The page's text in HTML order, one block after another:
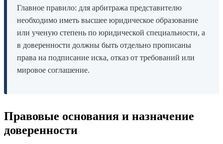
Главное правило: для арбитража представителю
необходимо иметь высшее юридическое образование
или ученую степень по юридической специальности, а
в доверенности должны быть отдельно прописаны
права на подписание иска, отказ от требований или
мировое соглашение.
Правовые основания и назначение
доверенности